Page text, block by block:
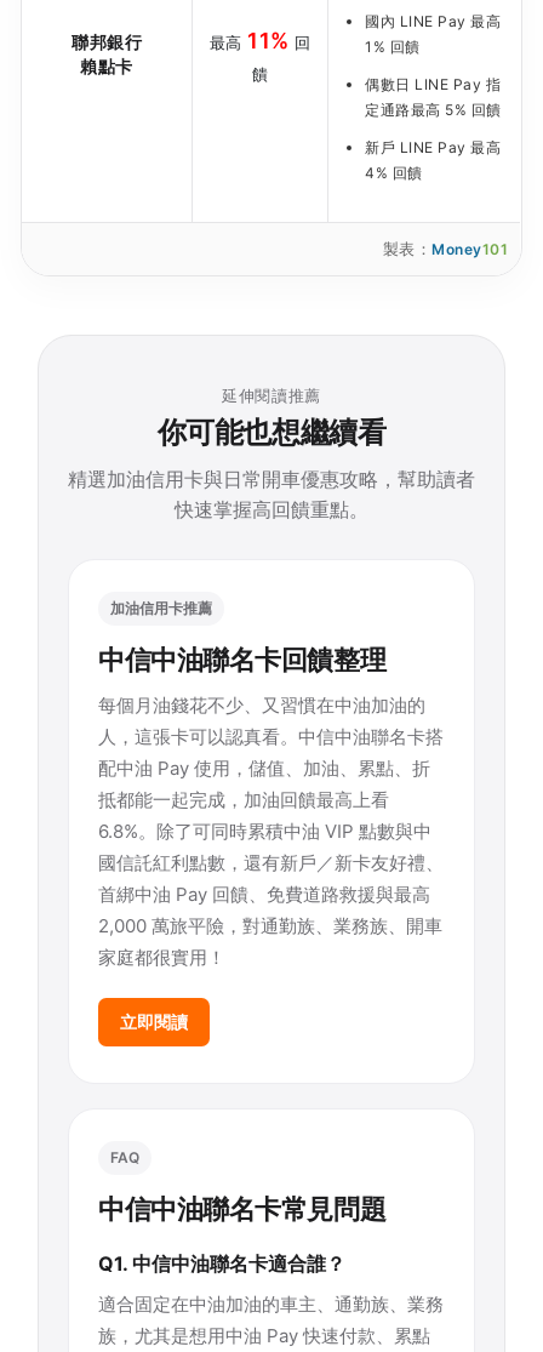
聯邦銀行
賴點卡
最高 11% 回
饋
國內 LINE Pay 最高
1% 回饋
偶數日 LINE Pay 指
定通路最高 5% 回饋
新戶 LINE Pay 最高
4% 回饋
製表：Money101
延伸閱讀推薦
你可能也想繼續看
精選加油信用卡與日常開車優惠攻略，幫助讀者
快速掌握高回饋重點。
加油信用卡推薦
中信中油聯名卡回饋整理
每個月油錢花不少、又習慣在中油加油的
人，這張卡可以認真看。中信中油聯名卡搭
配中油 Pay 使用，儲值、加油、累點、折
抵都能一起完成，加油回饋最高上看
6.8%。除了可同時累積中油 VIP 點數與中
國信託紅利點數，還有新戶／新卡友好禮、
首綁中油 Pay 回饋、免費道路救援與最高
2,000 萬旅平險，對通勤族、業務族、開車
家庭都很實用！
立即閱讀
FAQ
中信中油聯名卡常見問題
Q1. 中信中油聯名卡適合誰？
適合固定在中油加油的車主、通勤族、業務
族，尤其是想用中油 Pay 快速付款、累點